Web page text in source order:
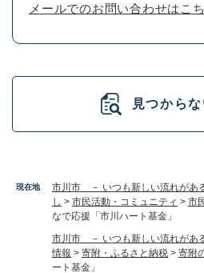
現在地 市川市 － いつも新しい流れがあ
し > 市民活動・コミュニティ > 市
なで応援「市川ハート基金」
市川市 － いつも新しい流れがあ
情報 > 寄附・ふるさと納税 > 寄附
ート基金」
メールでのお問い合わせはこ
見つから